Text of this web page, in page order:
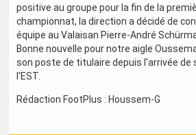
positive au groupe pour la fin de la
championnat, la direction a décidé de
équipe au Valaisan Pierre-André
Bonne nouvelle pour notre aigle
son poste de titulaire depuis l'arrivée de
l'EST.
Rédaction FootPlus : Houssem-G